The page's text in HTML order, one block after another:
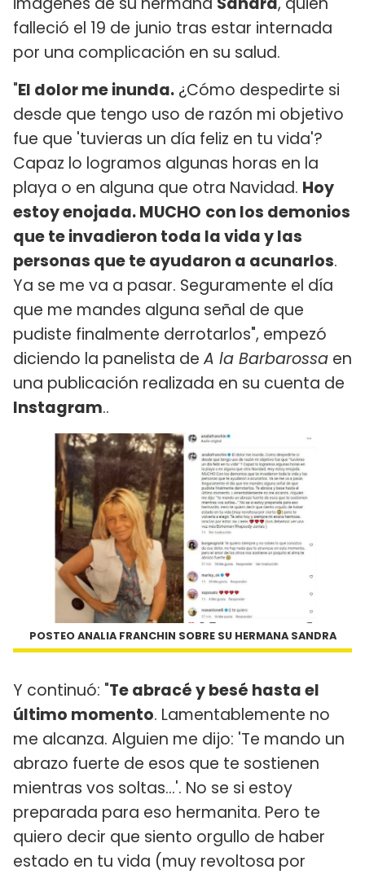
falleció el 19 de junio tras estar internada
por una complicación en su salud.
"El dolor me inunda. ¿Cómo despedirte si
desde que tengo uso de razón mi objetivo
fue que 'tuvieras un día feliz en tu vida'?
Capaz lo logramos algunas horas en la
playa o en alguna que otra Navidad. Hoy
estoy enojada. MUCHO con los demonios
que te invadieron toda la vida y las
personas que te ayudaron a acunarlos.
Ya se me va a pasar. Seguramente el día
que me mandes alguna señal de que
pudiste finalmente derrotarlos", empezó
diciendo la panelista deA la Barbarossa en
una publicación realizada en su cuenta de
Instagram..
POSTEO ANALIA FRANCHIN SOBRE SU HERMANA SANDRA
Y continuó: "Te abracé y besé hasta el
último momento. Lamentablemente no
me alcanza. Alguien me dijo: 'Te mando un
abrazo fuerte de esos que te sostienen
mientras vos soltas…'. No se si estoy
preparada para eso hermanita. Pero te
quiero decir que siento orgullo de haber
estado en tu vida (muy revoltosa por